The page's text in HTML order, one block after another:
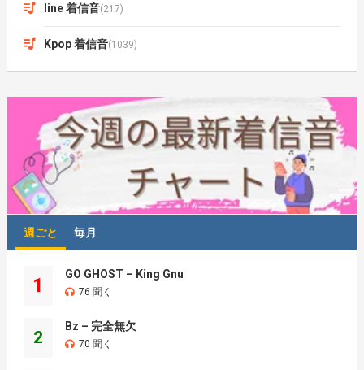
line 着信音(217)
Kpop 着信音(1039)
週ごと 毎月
1
GO GHOST – King Gnu
76 聞く
2
Bz – 完全無欠
70 聞く